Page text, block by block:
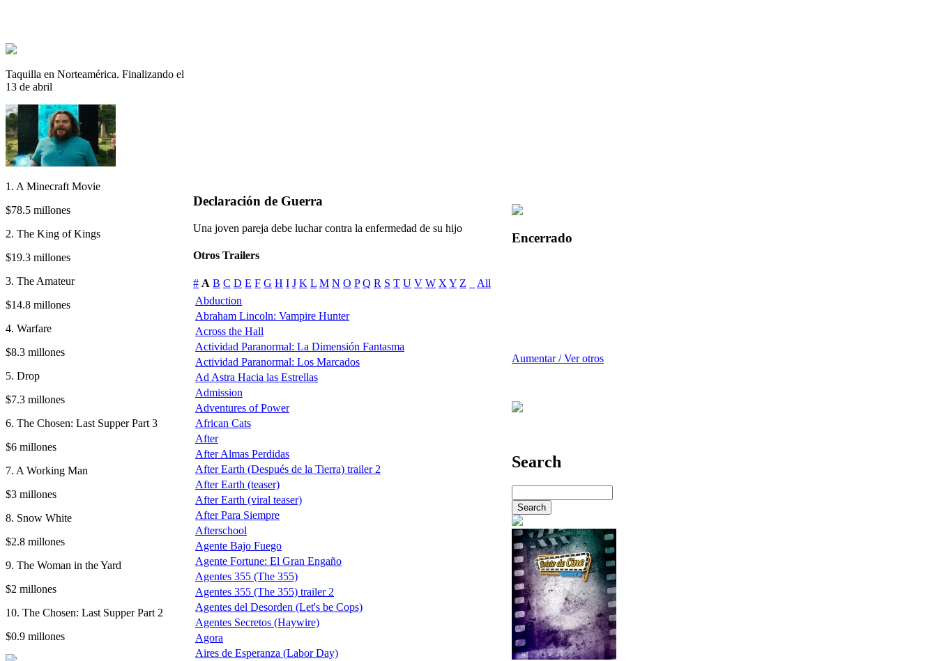
Taquilla en Norteamérica. Finalizando el
13 de abril
1. A Minecraft Movie
$78.5 millones
2. The King of Kings
$19.3 millones
3. The Amateur
$14.8 millones
4. Warfare
$8.3 millones
5. Drop
$7.3 millones
6. The Chosen: Last Supper Part 3
$6 millones
7. A Working Man
$3 millones
8. Snow White
$2.8 millones
9. The Woman in the Yard
$2 millones
10. The Chosen: Last Supper Part 2
$0.9 millones
Declaración de Guerra
Una joven pareja debe luchar contra la enfermedad de su hijo
Otros Trailers
# A B C D E F G H I J K L M N O P Q R S T U V W X Y Z
All
Abduction
Abraham Lincoln: Vampire Hunter
Across the Hall
Actividad Paranormal: La Dimensión Fantasma
Actividad Paranormal: Los Marcados
Ad Astra Hacia las Estrellas
Admission
Adventures of Power
African Cats
After
After Almas Perdidas
After Earth (Después de la Tierra) trailer 2
After Earth (teaser)
After Earth (viral teaser)
After Para Siempre
Afterschool
Agente Bajo Fuego
Agente Fortune: El Gran Engaño
Agentes 355 (The 355)
Agentes 355 (The 355) trailer 2
Agentes del Desorden (Let's be Cops)
Agentes Secretos (Haywire)
Agora
Aires de Esperanza (Labor Day)
Encerrado
Aumentar / Ver otros
Search